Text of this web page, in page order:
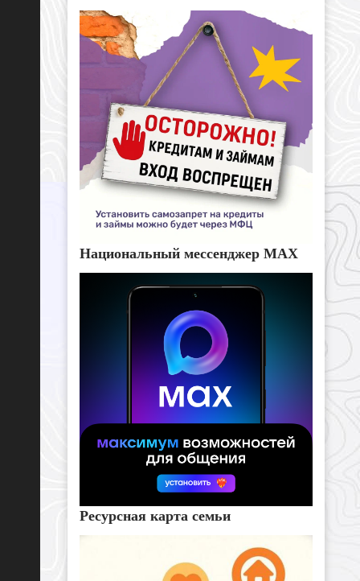
Национальный мессенджер MAX
Ресурсная карта семьи